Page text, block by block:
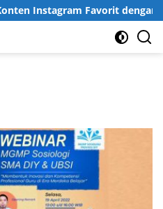
Instagram Favorit dengan